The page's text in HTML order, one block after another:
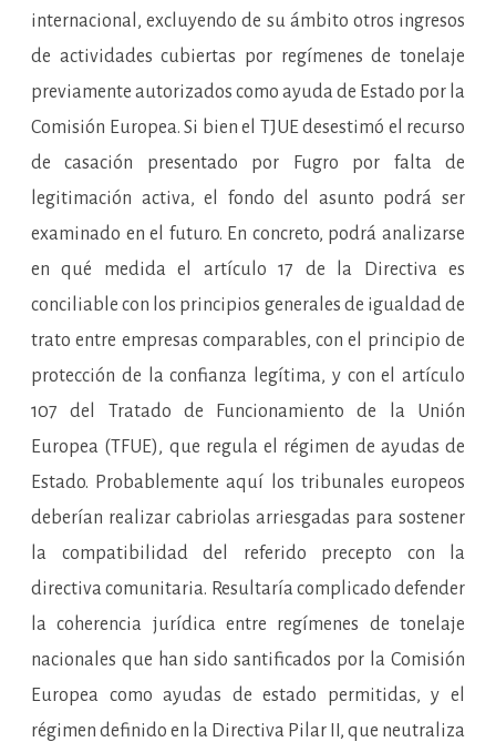
internacional, excluyendo de su ámbito otros ingresos
de actividades cubiertas por regímenes de tonelaje
previamente autorizados como ayuda de Estado por la
Comisión Europea. Si bien el TJUE desestimó el recurso
de casación presentado por Fugro por falta de
legitimación activa, el fondo del asunto podrá ser
examinado en el futuro. En concreto, podrá analizarse
en qué medida el artículo 17 de la Directiva es
conciliable con los principios generales de igualdad de
trato entre empresas comparables, con el principio de
protección de la confianza legítima, y con el artículo
107 del Tratado de Funcionamiento de la Unión
Europea (TFUE), que regula el régimen de ayudas de
Estado. Probablemente aquí los tribunales europeos
deberían realizar cabriolas arriesgadas para sostener
la compatibilidad del referido precepto con la
directiva comunitaria. Resultaría complicado defender
la coherencia jurídica entre regímenes de tonelaje
nacionales que han sido santificados por la Comisión
Europea como ayudas de estado permitidas, y el
régimen definido en la Directiva Pilar II, que neutraliza